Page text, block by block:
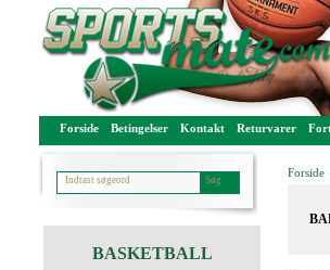
Forside Betingelser Kontakt Returvarer
BASKETBALL
Forside